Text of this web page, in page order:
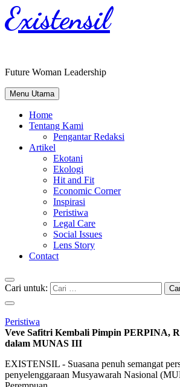
Existensil
Future Woman Leadership
Menu Utama
Home
Tentang Kami
Pengantar Redaksi
Artikel
Ekotani
Ekologi
Hit and Fit
Economic Corner
Inspirasi
Peristiwa
Legal Care
Social Issues
Lens Story
Contact
Cari untuk:
Peristiwa
Veve Safitri Kembali Pimpin PERPINA,
dalam MUNAS III
EXISTENSIL - Suasana penuh semangat
penyelenggaraan Musyawarah Nasional